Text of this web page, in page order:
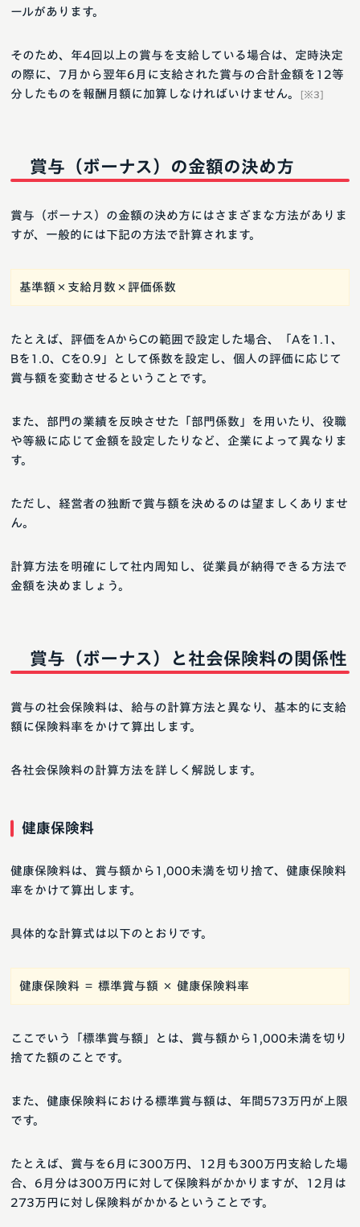
ールがあります。
そのため、年4回以上の賞与を支給している場合は、定時決定
の際に、7月から翌年6月に支給された賞与の合計金額を12等
分したものを報酬月額に加算しなければいけません。
[※3]
賞与（ボーナス）の金額の決め方
賞与（ボーナス）の金額の決め方にはさまざまな方法がありま
すが、一般的には下記の方法で計算されます。
基準額×支給月数×評価係数
たとえば、評価をAからCの範囲で設定した場合、「Aを1.1、
Bを1.0、Cを0.9」として係数を設定し、個人の評価に応じて
賞与額を変動させるということです。
また、部門の業績を反映させた「部門係数」を用いたり、役職
や等級に応じて金額を設定したりなど、企業によって異なりま
す。
ただし、経営者の独断で賞与額を決めるのは望ましくありませ
ん。
計算方法を明確にして社内周知し、従業員が納得できる方法で
金額を決めましょう。
賞与（ボーナス）と社会保険料の関係性
賞与の社会保険料は、給与の計算方法と異なり、基本的に支給
額に保険料率をかけて算出します。
各社会保険料の計算方法を詳しく解説します。
健康保険料
健康保険料は、賞与額から1,000未満を切り捨て、健康保険料
率をかけて算出します。
具体的な計算式は以下のとおりです。
健康保険料 ＝ 標準賞与額 × 健康保険料率
ここでいう「標準賞与額」とは、賞与額から1,000未満を切り
捨てた額のことです。
また、健康保険料における標準賞与額は、年間573万円が上限
です。
たとえば、賞与を6月に300万円、12月も300万円支給した場
合、6月分は300万円に対して保険料がかかりますが、12月は
273万円に対し保険料がかかるということです。